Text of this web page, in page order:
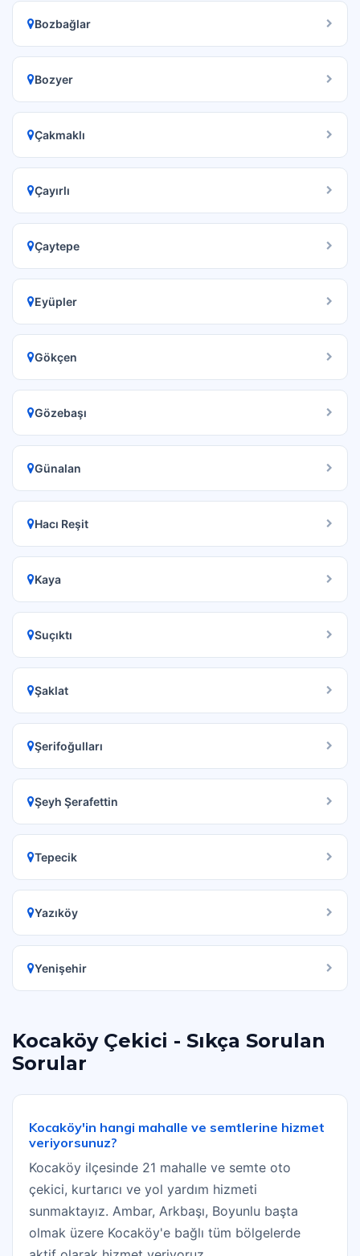
Bozbağlar
Bozyer
Çakmaklı
Çayırlı
Çaytepe
Eyüpler
Gökçen
Gözebaşı
Günalan
Hacı Reşit
Kaya
Suçıktı
Şaklat
Şerifoğulları
Şeyh Şerafettin
Tepecik
Yazıköy
Yenişehir
Kocaköy Çekici - Sıkça Sorulan
Sorular
Kocaköy'in hangi mahalle ve semtlerine hizmet
veriyorsunuz?
Kocaköy ilçesinde 21 mahalle ve semte oto
çekici, kurtarıcı ve yol yardım hizmeti
sunmaktayız. Ambar, Arkbaşı, Boyunlu başta
olmak üzere Kocaköy'e bağlı tüm bölgelerde